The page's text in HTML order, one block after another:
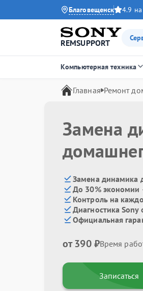
Благовещенск 4.9
REMSUPPORT
Компьютерная техника
Главная Ремонт
Замена
Замена динамика
До 30% экономии
Контроль на
Диагностика Sony
Официальная
от 390 ₽Время
Записаться